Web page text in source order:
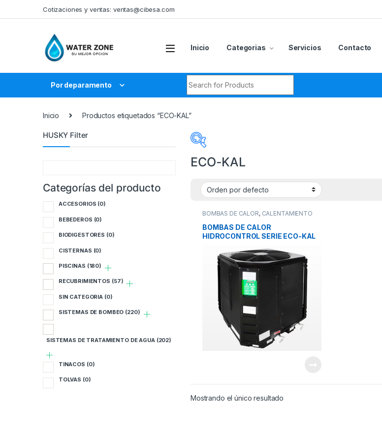
Cotizaciones y ventas: ventas@cibesa.com
Inicio Categorias Servicios Contacto
Por deparamento
Inicio Productos etiquetados “ECO-KAL”
Categorías del producto
BEBEDEROS (0)
BIODIGESTORES
CISTERNAS (0)
PISCINAS(180)
RECUBRIMIENTOS
SIN CATEGORIA (0)
SISTEMAS DE BOMBEO
ECO-KAL
BOMBAS DE CALOR, CALENTAMIENTO
BOMBAS DE CALOR
HIDROCONTROL SERIE ECO-KAL
Mostrando el único resultado
HUSKY Filter
Categorías del producto
ACCESORIOS (0)
BEBEDEROS (0)
BIODIGESTORES (0)
CISTERNAS (0)
PISCINAS (180)
RECUBRIMIENTOS (57)
SIN CATEGORIA (0)
SISTEMAS DE BOMBEO (220)
SISTEMAS DE TRATAMIENTO DE AGUA (202)
TINACOS (0)
TOLVAS (0)